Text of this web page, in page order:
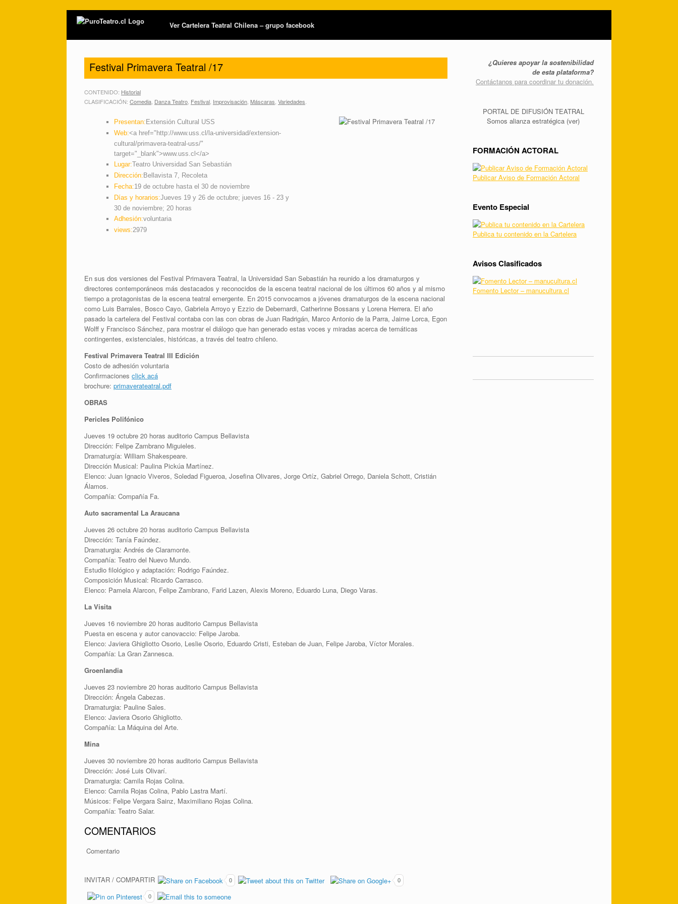
Ver Cartelera Teatral Chilena – grupo facebook
Festival Primavera Teatral /17
CONTENIDO: Historial
CLASIFICACIÓN: Comedia Danza Teatro Festival Improvisación Máscaras Variedades
Presentan:Extensión Cultural USS
Web:<a href="http://www.uss.cl/la-universidad/extension-
cultural/primavera-teatral-uss/"
target="_blank">www.uss.cl</a>
Lugar:Teatro Universidad San Sebastián
Dirección:Bellavista 7, Recoleta
Fecha:19 de octubre hasta el 30 de noviembre
Días y horarios:Jueves 19 y 26 de octubre; jueves 16 - 23 y
30 de noviembre; 20 horas
Adhesión:voluntaria
views:2979
En sus dos versiones del Festival Primavera Teatral, la Universidad San Sebastián ha reunido a los dramaturgos y
directores contemporáneos más destacados y reconocidos de la escena teatral nacional de los últimos 60 años y al mismo
tiempo a protagonistas de la escena teatral emergente. En 2015 convocamos a jóvenes dramaturgos de la escena nacional
como Luis Barrales, Bosco Cayo, Gabriela Arroyo y Ezzio de Debernardi, Catherinne Bossans y Lorena Herrera. El año
pasado la cartelera del Festival contaba con las con obras de Juan Radrigán, Marco Antonio de la Parra, Jaime Lorca, Egon
Wolff y Francisco Sánchez, para mostrar el diálogo que han generado estas voces y miradas acerca de temáticas
contingentes, existenciales, históricas, a través del teatro chileno.
Festival Primavera Teatral III Edición
Costo de adhesión voluntaria
Confirmaciones click acá
brochure: primaverateatral.pdf
OBRAS
Pericles Polifónico
Jueves 19 octubre 20 horas auditorio Campus Bellavista
Dirección: Felipe Zambrano Miguieles.
Dramaturgía: William Shakespeare.
Dirección Musical: Paulina Pickúa Martínez.
Elenco: Juan Ignacio Viveros, Soledad Figueroa, Josefina Olivares, Jorge Ortíz, Gabriel Orrego, Daniela Schott, Cristián
Álamos.
Compañía: Compañía Fa.
Auto sacramental La Araucana
Jueves 26 octubre 20 horas auditorio Campus Bellavista
Dirección: Tanía Faúndez.
Dramaturgia: Andrés de Claramonte.
Compañía: Teatro del Nuevo Mundo.
Estudio filológico y adaptación: Rodrigo Faúndez.
Composición Musical: Ricardo Carrasco.
Elenco: Pamela Alarcon, Felipe Zambrano, Farid Lazen, Alexis Moreno, Eduardo Luna, Diego Varas.
La Visita
Jueves 16 noviembre 20 horas auditorio Campus Bellavista
Puesta en escena y autor canovaccio: Felipe Jaroba.
Elenco: Javiera Ghigliotto Osorio, Leslie Osorio, Eduardo Cristi, Esteban de Juan, Felipe Jaroba, Víctor Morales.
Compañía: La Gran Zannesca.
Groenlandia
Jueves 23 noviembre 20 horas auditorio Campus Bellavista
Dirección: Ángela Cabezas.
Dramaturgia: Pauline Sales.
Elenco: Javiera Osorio Ghigliotto.
Compañía: La Máquina del Arte.
Mina
Jueves 30 noviembre 20 horas auditorio Campus Bellavista
Dirección: José Luis Olivarí.
Dramaturgia: Camila Rojas Colina.
Elenco: Camila Rojas Colina, Pablo Lastra Martí.
Músicos: Felipe Vergara Sainz, Maximiliano Rojas Colina.
Compañía: Teatro Salar.
COMENTARIOS
Comentario
INVITAR / COMPARTIR 0 0
0
¿Quieres apoyar la sostenibilidad
de esta plataforma?
Contáctanos para coordinar tu donación.
PORTAL DE DIFUSIÓN TEATRAL
Somos alianza estratégica (ver)
FORMACIÓN ACTORAL
Publicar Aviso de Formación Actoral
Evento Especial
Publica tu contenido en la Cartelera
Avisos Clasificados
Fomento Lector – manucultura.cl